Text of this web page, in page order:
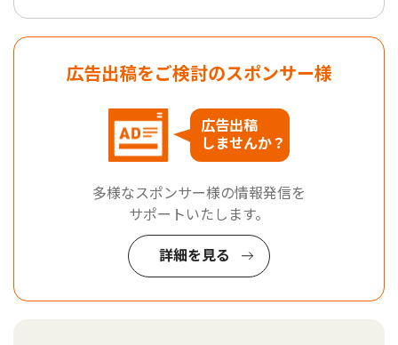
広告出稿をご検討のスポンサー様
広告出稿
しませんか？
多様なスポンサー様の情報発信を
サポートいたします。
詳細を見る